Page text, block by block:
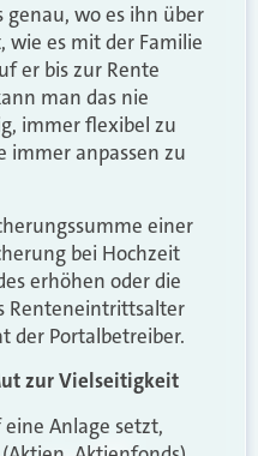
genau, wo es ihn über
wie es mit der Familie
er bis zur Rente
man das nie
immer flexibel zu
immer anpassen zu
einer
bei Hochzeit
erhöhen oder die
Renteneintrittsalter
der Portalbetreiber.
zur Vielseitigkeit
Anlage setzt,